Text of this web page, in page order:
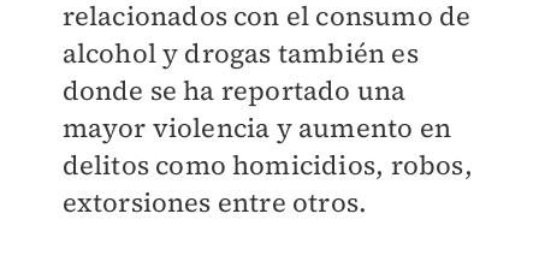
relacionados con el consumo de
alcohol y drogas también es
donde se ha reportado una
mayor violencia y aumento en
delitos como homicidios, robos,
extorsiones entre otros.